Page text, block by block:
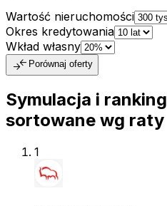
Wartość nieruchomości
Okres kredytowania
Wkład własny
compare_arrows Porównaj oferty
Symulacja i ranking
sortowane wg raty
1